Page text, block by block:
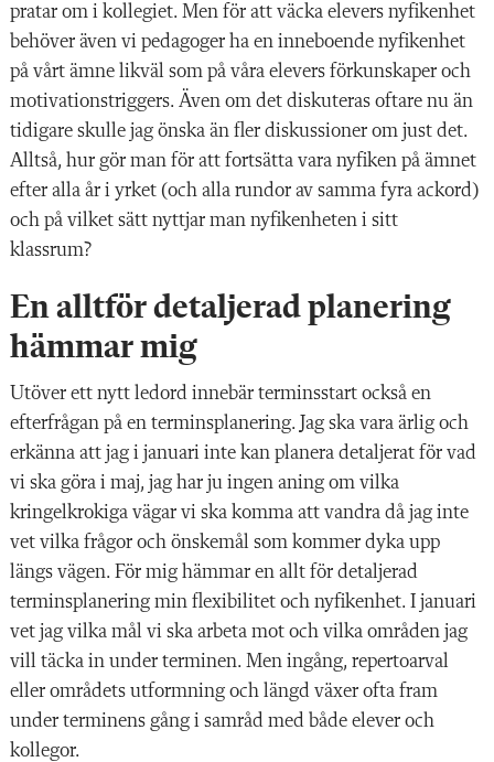
pratar om i kollegiet. Men för att väcka elevers nyfikenhet
behöver även vi pedagoger ha en inneboende nyfikenhet
på vårt ämne likväl som på våra elevers förkunskaper och
motivationstriggers. Även om det diskuteras oftare nu än
tidigare skulle jag önska än fler diskussioner om just det.
Alltså, hur gör man för att fortsätta vara nyfiken på ämnet
efter alla år i yrket (och alla rundor av samma fyra ackord)
och på vilket sätt nyttjar man nyfikenheten i sitt
klassrum?
En alltför detaljerad planering
hämmar mig
Utöver ett nytt ledord innebär terminsstart också en
efterfrågan på en terminsplanering. Jag ska vara ärlig och
erkänna att jag i januari inte kan planera detaljerat för vad
vi ska göra i maj, jag har ju ingen aning om vilka
kringelkrokiga vägar vi ska komma att vandra då jag inte
vet vilka frågor och önskemål som kommer dyka upp
längs vägen. För mig hämmar en allt för detaljerad
terminsplanering min flexibilitet och nyfikenhet. I januari
vet jag vilka mål vi ska arbeta mot och vilka områden jag
vill täcka in under terminen. Men ingång, repertoar­val
eller områdets utformning och längd växer ofta fram
under terminens gång i samråd med både elever och
kollegor.